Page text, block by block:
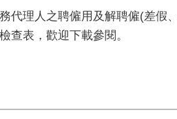
代理人之聘僱用及解聘僱(差假
查表，歡迎下載參閱。